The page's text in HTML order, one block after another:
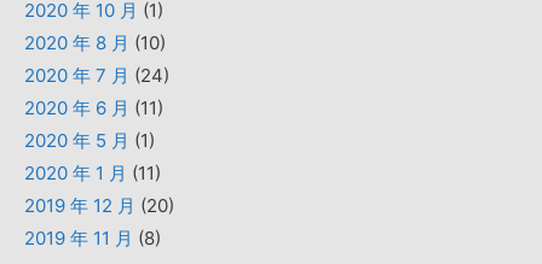
2020 年 10 月 (1)
2020 年 8 月 (10)
2020 年 7 月 (24)
2020 年 6 月 (11)
2020 年 5 月 (1)
2020 年 1 月 (11)
2019 年 12 月 (20)
2019 年 11 月 (8)